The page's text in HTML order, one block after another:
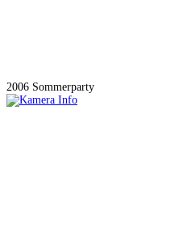
2006 Sommerparty